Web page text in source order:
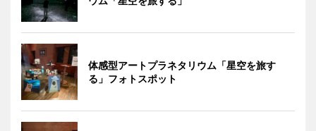
体感型アートプラネタリウム「星空を旅す
る」フォトスポット